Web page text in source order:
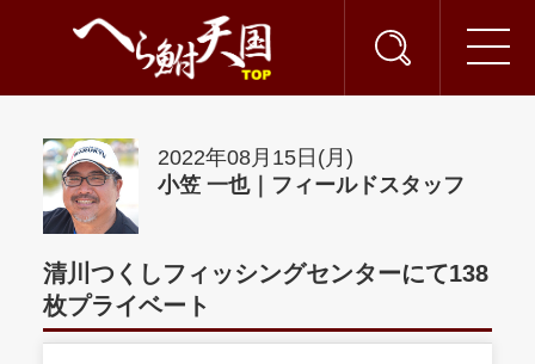
2022年08月15日(月)
小笠 一也｜フィールドスタッフ
清川つくしフィッシングセンターにて138
枚プライベート